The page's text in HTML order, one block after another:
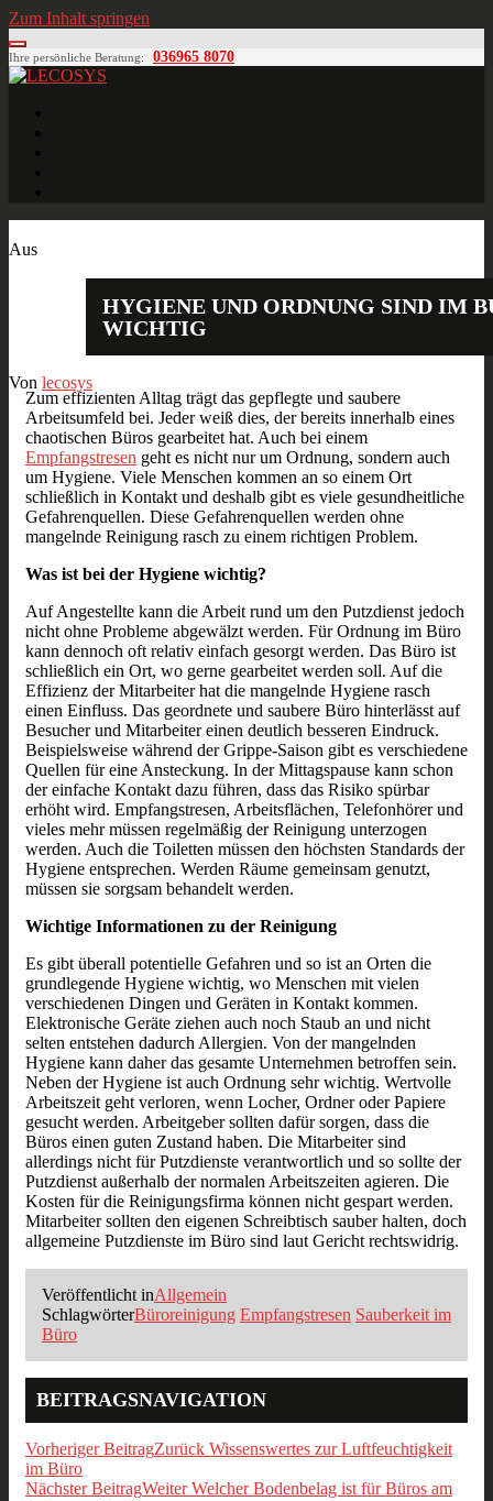
Zum Inhalt springen
Ihre persönliche Beratung: 036965 8070
Aus
HYGIENE UND ORDNUNG SIND IM
WICHTIG
Von lecosys
Zum effizienten Alltag trägt das gepflegte und saubere
Arbeitsumfeld bei. Jeder weiß dies, der bereits innerhalb eines
chaotischen Büros gearbeitet hat. Auch bei einem
Empfangstresen geht es nicht nur um Ordnung, sondern auch
um Hygiene. Viele Menschen kommen an so einem Ort
schließlich in Kontakt und deshalb gibt es viele gesundheitliche
Gefahrenquellen. Diese Gefahrenquellen werden ohne
mangelnde Reinigung rasch zu einem richtigen Problem.
Was ist bei der Hygiene wichtig?
Auf Angestellte kann die Arbeit rund um den Putzdienst jedoch
nicht ohne Probleme abgewälzt werden. Für Ordnung im Büro
kann dennoch oft relativ einfach gesorgt werden. Das Büro ist
schließlich ein Ort, wo gerne gearbeitet werden soll. Auf die
Effizienz der Mitarbeiter hat die mangelnde Hygiene rasch
einen Einfluss. Das geordnete und saubere Büro hinterlässt auf
Besucher und Mitarbeiter einen deutlich besseren Eindruck.
Beispielsweise während der Grippe-Saison gibt es verschiedene
Quellen für eine Ansteckung. In der Mittagspause kann schon
der einfache Kontakt dazu führen, dass das Risiko spürbar
erhöht wird. Empfangstresen, Arbeitsflächen, Telefonhörer und
vieles mehr müssen regelmäßig der Reinigung unterzogen
werden. Auch die Toiletten müssen den höchsten Standards der
Hygiene entsprechen. Werden Räume gemeinsam genutzt,
müssen sie sorgsam behandelt werden.
Wichtige Informationen zu der Reinigung
Es gibt überall potentielle Gefahren und so ist an Orten die
grundlegende Hygiene wichtig, wo Menschen mit vielen
verschiedenen Dingen und Geräten in Kontakt kommen.
Elektronische Geräte ziehen auch noch Staub an und nicht
selten entstehen dadurch Allergien. Von der mangelnden
Hygiene kann daher das gesamte Unternehmen betroffen sein.
Neben der Hygiene ist auch Ordnung sehr wichtig. Wertvolle
Arbeitszeit geht verloren, wenn Locher, Ordner oder Papiere
gesucht werden. Arbeitgeber sollten dafür sorgen, dass die
Büros einen guten Zustand haben. Die Mitarbeiter sind
allerdings nicht für Putzdienste verantwortlich und so sollte der
Putzdienst außerhalb der normalen Arbeitszeiten agieren. Die
Kosten für die Reinigungsfirma können nicht gespart werden.
Mitarbeiter sollten den eigenen Schreibtisch sauber halten, doch
allgemeine Putzdienste im Büro sind laut Gericht rechtswidrig.
Veröffentlicht inAllgemein
SchlagwörterBüroreinigung Empfangstresen Sauberkeit im
Büro
BEITRAGSNAVIGATION
Vorheriger BeitragZurück Wissenswertes zur Luftfeuchtigkeit
im Büro
Nächster BeitragWeiter Welcher Bodenbelag ist für Büros am